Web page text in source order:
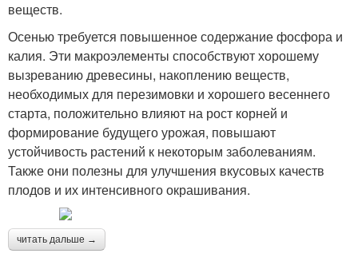
веществ.
Осенью требуется повышенное содержание фосфора и
калия. Эти макроэлементы способствуют хорошему
вызреванию древесины, накоплению веществ,
необходимых для перезимовки и хорошего весеннего
старта, положительно влияют на рост корней и
формирование будущего урожая, повышают
устойчивость растений к некоторым заболеваниям.
Также они полезны для улучшения вкусовых качеств
плодов и их интенсивного окрашивания.
читать дальше →